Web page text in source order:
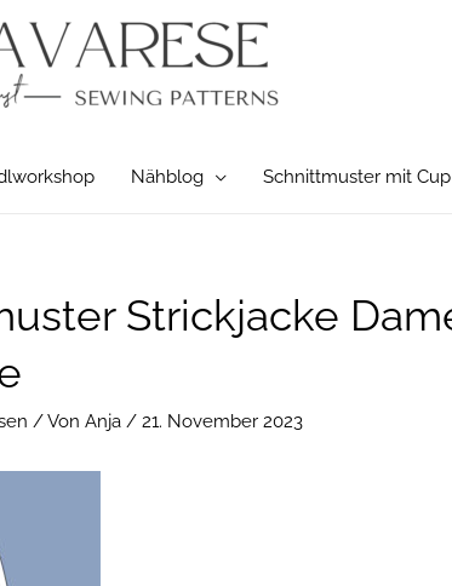
Nähblog Schnittmuster mit
Strickjacke
/ Von Anja / 21. November 2023